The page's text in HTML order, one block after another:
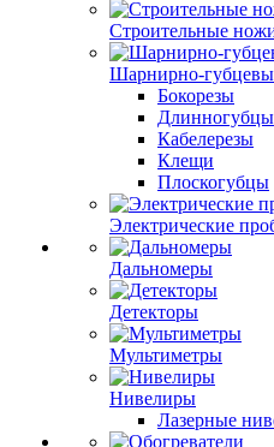
Строительные
Шарнирно-
Бокорезы
Длинногубцы
Кабелерезы
Клещи
Плоскогубцы
Электрические
Дальномеры
Детекторы
Мультиметры
Нивелиры
Лазерные